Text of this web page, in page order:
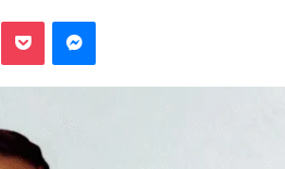
Pocket Messenger